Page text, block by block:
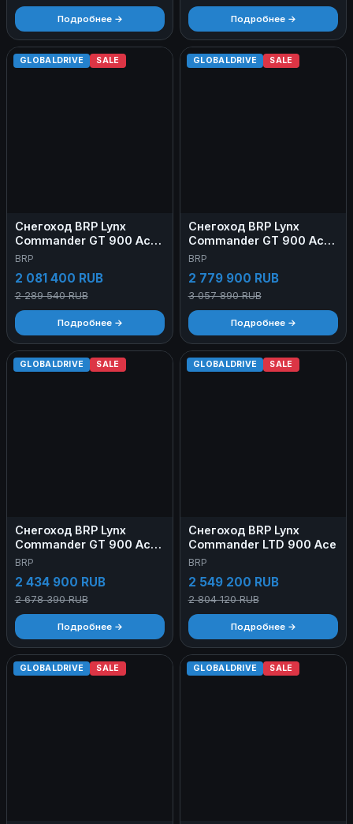
Подробнее → Подробнее →
GLOBALDRIVE SALE
Снегоход BRP Lynx
Commander GT 900 Ace
Turbo 2022
BRP
2 081 400 RUB
2 289 540 RUB
Подробнее →
GLOBALDRIVE SALE
Снегоход BRP Lynx
Commander GT 900 Ace
Turbo 2023
BRP
2 779 900 RUB
3 057 890 RUB
Подробнее →
GLOBALDRIVE SALE
Снегоход BRP Lynx
Commander GT 900 Ace
Turbo VIP 2022
BRP
2 434 900 RUB
2 678 390 RUB
Подробнее →
GLOBALDRIVE SALE
Снегоход BRP Lynx
Commander LTD 900 Ace
BRP
2 549 200 RUB
2 804 120 RUB
Подробнее →
GLOBALDRIVE SALE GLOBALDRIVE SALE